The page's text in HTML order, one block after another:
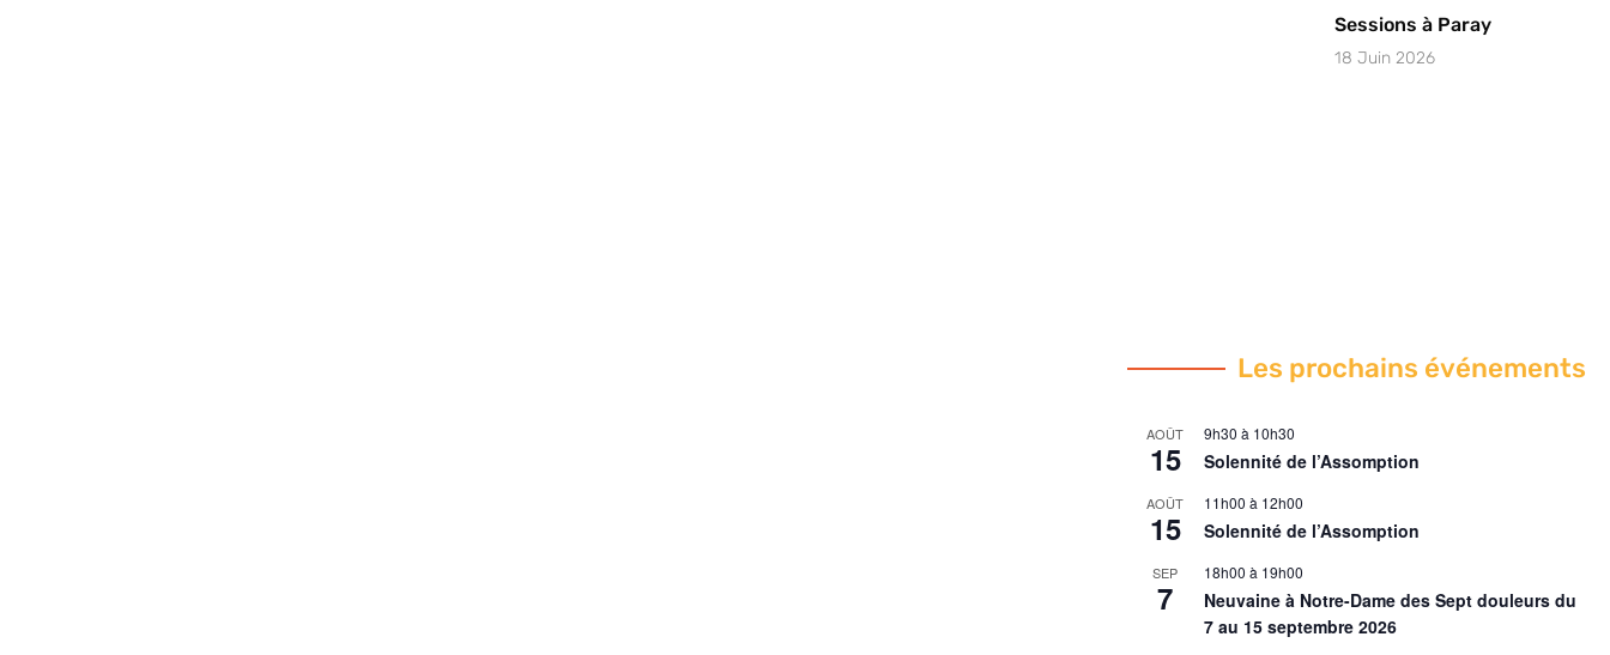
Sessions à Paray
18 Juin 2026
Les prochains événements
AOÛT
15
9h30 à 10h30
Solennité de l’Assomption
AOÛT
15
11h00 à 12h00
Solennité de l’Assomption
SEP
7
18h00 à 19h00
Neuvaine à Notre-Dame des Sept douleurs du
7 au 15 septembre 2026